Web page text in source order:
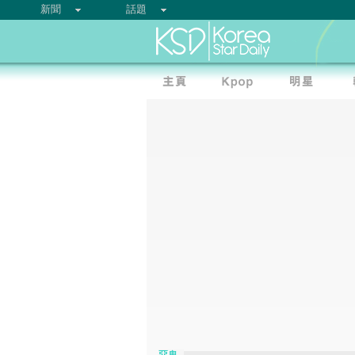
新聞 話題